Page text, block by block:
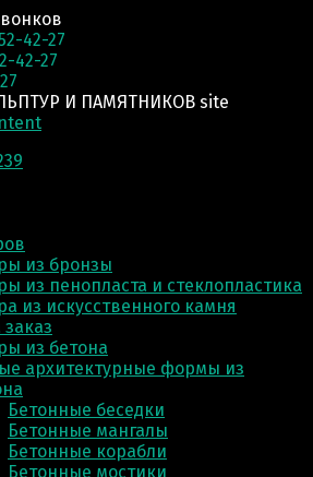
42-27
42-27
И ПАМЯТНИКОВ site
из бронзы
из пенопласта и стеклопластика
из искусственного камня
из бетона
архитектурные формы из
Бетонные беседки
Бетонные мангалы
Бетонные корабли
Бетонные мостики